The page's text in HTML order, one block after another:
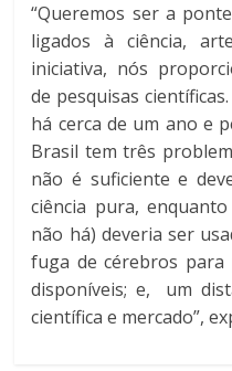
“Queremos ser a
ligados à ciência,
iniciativa, nós
de pesquisas
há cerca de um ano e
Brasil tem três
não é suficiente e
ciência pura,
não há) deveria ser
fuga de cérebros para
disponíveis; e, um
científica e mercado”,